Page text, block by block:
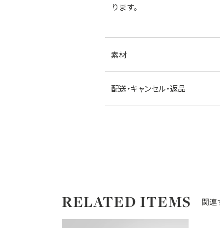
ります。
素材
配送・キャンセル・返品
RELATED ITEMS 関連